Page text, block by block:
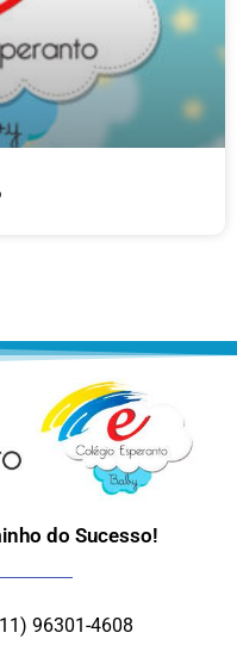
do Sucesso!
96301-4608